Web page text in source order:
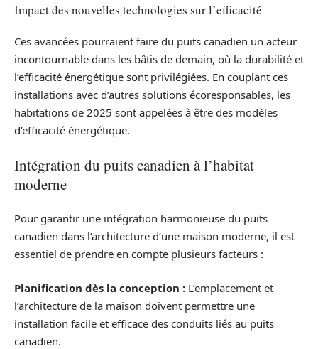
Impact des nouvelles technologies sur l’efficacité
Ces avancées pourraient faire du puits canadien un acteur
incontournable dans les bâtis de demain, où la durabilité et
l’efficacité énergétique sont privilégiées. En couplant ces
installations avec d’autres solutions écoresponsables, les
habitations de 2025 sont appelées à être des modèles
d’efficacité énergétique.
Intégration du puits canadien à l’habitat
moderne
Pour garantir une intégration harmonieuse du puits
canadien dans l’architecture d’une maison moderne, il est
essentiel de prendre en compte plusieurs facteurs :
Planification dès la conception : L’emplacement et
l’architecture de la maison doivent permettre une
installation facile et efficace des conduits liés au puits
canadien.